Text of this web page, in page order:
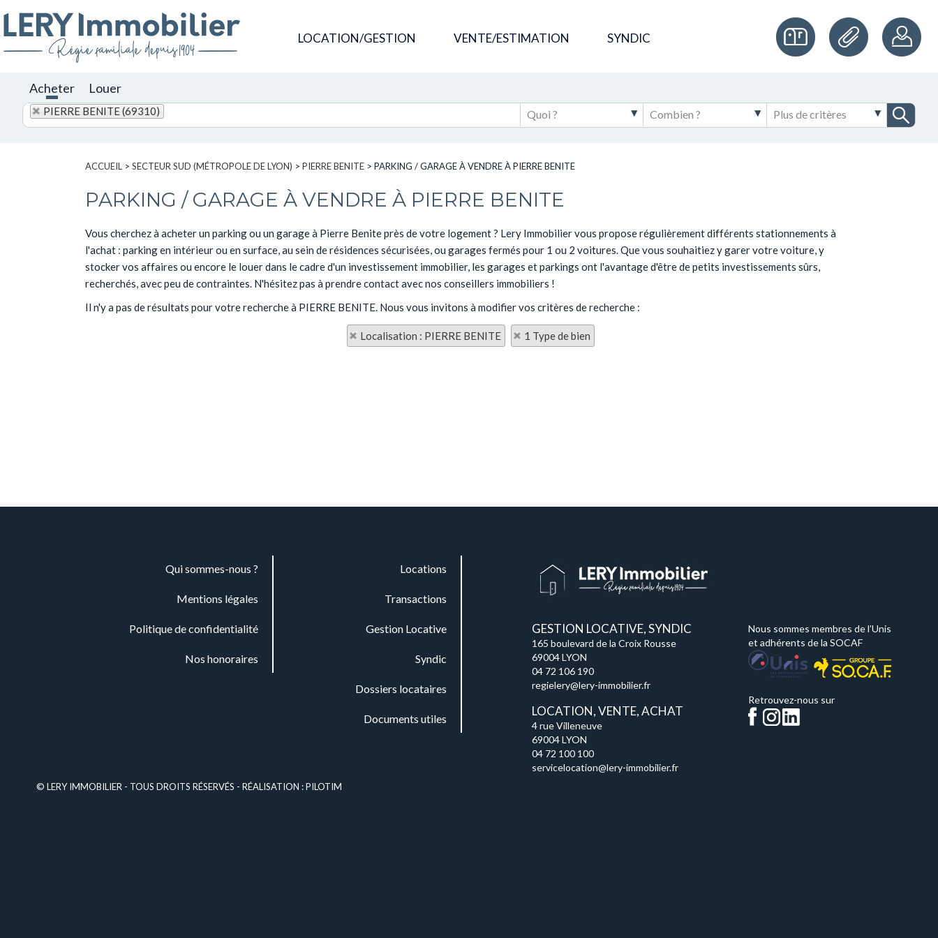
LOCATION/GESTION VENTE/ESTIMATION SYNDIC
Acheter Louer
PIERRE BENITE (69310)
ACCUEIL > SECTEUR SUD (MÉTROPOLE DE LYON) > PIERRE BENITE > PARKING / GARAGE À VENDRE À PIERRE BENITE
PARKING / GARAGE À VENDRE À PIERRE BENITE
Vous cherchez à acheter un parking ou un garage à Pierre Benite près de votre logement ? Lery Immobilier vous propose régulièrement différents stationnements à
l'achat : parking en intérieur ou en surface, au sein de résidences sécurisées, ou garages fermés pour 1 ou 2 voitures. Que vous souhaitiez y garer votre voiture, y
stocker vos affaires ou encore le louer dans le cadre d'un investissement immobilier, les garages et parkings ont l'avantage d'être de petits investissements sûrs,
recherchés, avec peu de contraintes. N'hésitez pas à prendre contact avec nos conseillers immobiliers !
Il n'y a pas de résultats pour votre recherche à PIERRE BENITE. Nous vous invitons à modifier vos critères de recherche :
Localisation : PIERRE BENITE 1 Type de bien
Qui sommes-nous ?
Mentions légales
Politique de confidentialité
Nos honoraires
Locations
Transactions
Gestion Locative
Syndic
Dossiers locataires
Documents utiles
GESTION LOCATIVE, SYNDIC
165 boulevard de la Croix Rousse
69004 LYON
04 72 106 190
regielery@lery-immobilier.fr
LOCATION, VENTE, ACHAT
4 rue Villeneuve
69004 LYON
04 72 100 100
servicelocation@lery-immobilier.fr
Nous sommes membres de l’Unis
et adhérents de la SOCAF
Retrouvez-nous sur
© LERY IMMOBILIER - TOUS DROITS RÉSERVÉS - RÉALISATION :PILOTIM